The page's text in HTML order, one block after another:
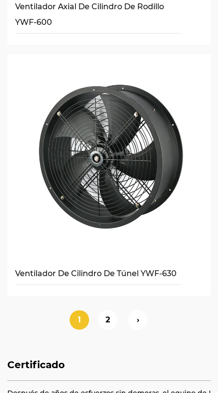
Ventilador Axial De Cilindro De Rodillo
YWF-600
Ventilador De Cilindro De Túnel YWF-630
1 2 ›
Certificado